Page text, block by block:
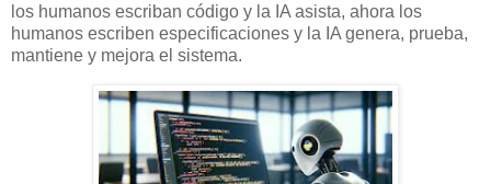
los humanos escriban código y la IA asista, ahora los
humanos escriben especificaciones y la IA genera, prueba,
mantiene y mejora el sistema.